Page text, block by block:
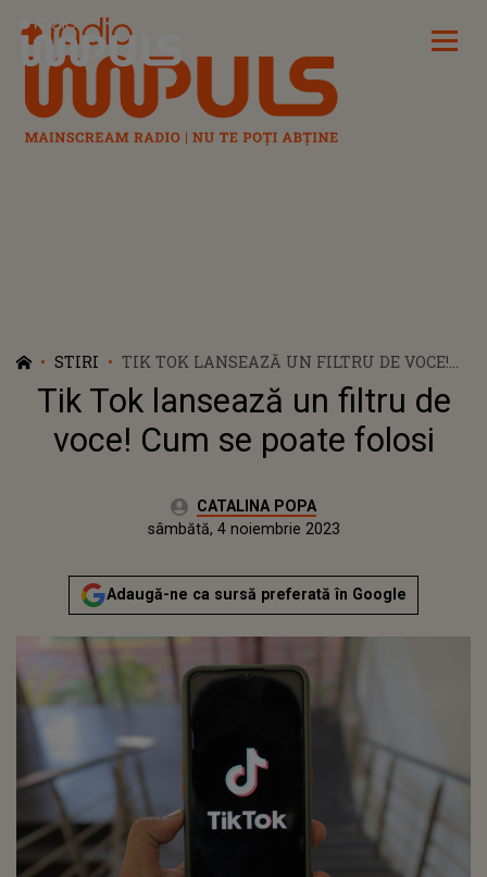
Radio Impuls
STIRI
TIK TOK LANSEAZĂ UN FILTRU DE VOCE!
CUM SE POATE FOLOSI
Tik Tok lansează un filtru de
voce! Cum se poate folosi
Autor:CATALINA POPA
vineri, 4 noiembrie 2022Actualizat:
sâmbătă, 4 noiembrie 2023
Adaugă-ne ca sursă preferată în Google